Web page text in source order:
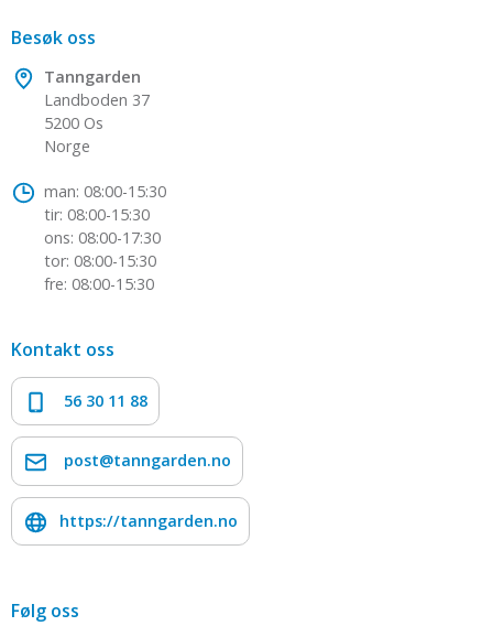
Besøk oss
Tanngarden
Landboden 37
5200 Os
Norge
man: 08:00-15:30
tir: 08:00-15:30
ons: 08:00-17:30
tor: 08:00-15:30
fre: 08:00-15:30
Kontakt oss
56 30 11 88
post@tanngarden.no
https://tanngarden.no
Følg oss